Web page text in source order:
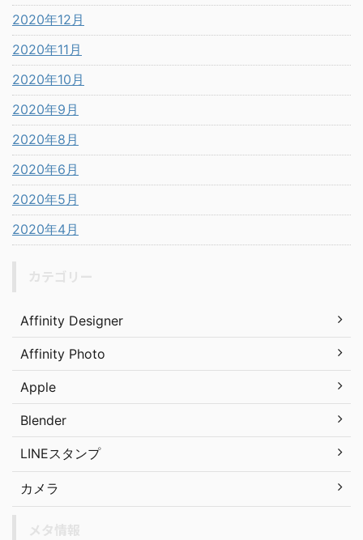
2020年12月
2020年11月
2020年10月
2020年9月
2020年8月
2020年6月
2020年5月
2020年4月
Affinity Designer
Affinity Photo
Apple
Blender
LINEスタンプ
カメラ